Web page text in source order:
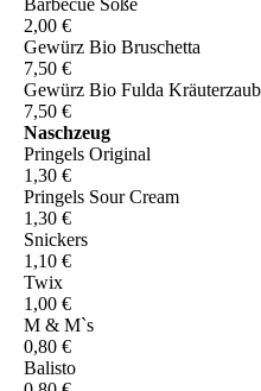
Barbecue Soße
2,00 €
Gewürz Bio Bruschetta
7,50 €
Gewürz Bio Fulda
7,50 €
Naschzeug
Pringels Original
1,30 €
Pringels Sour Cream
1,30 €
Snickers
1,10 €
Twix
1,00 €
M & M`s
0,80 €
Balisto